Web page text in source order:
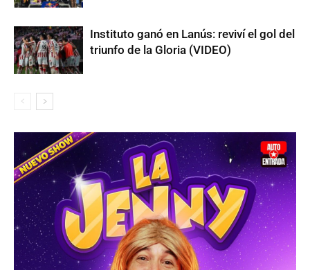
Instituto ganó en Lanús: reviví el gol del
triunfo de la Gloria (VIDEO)